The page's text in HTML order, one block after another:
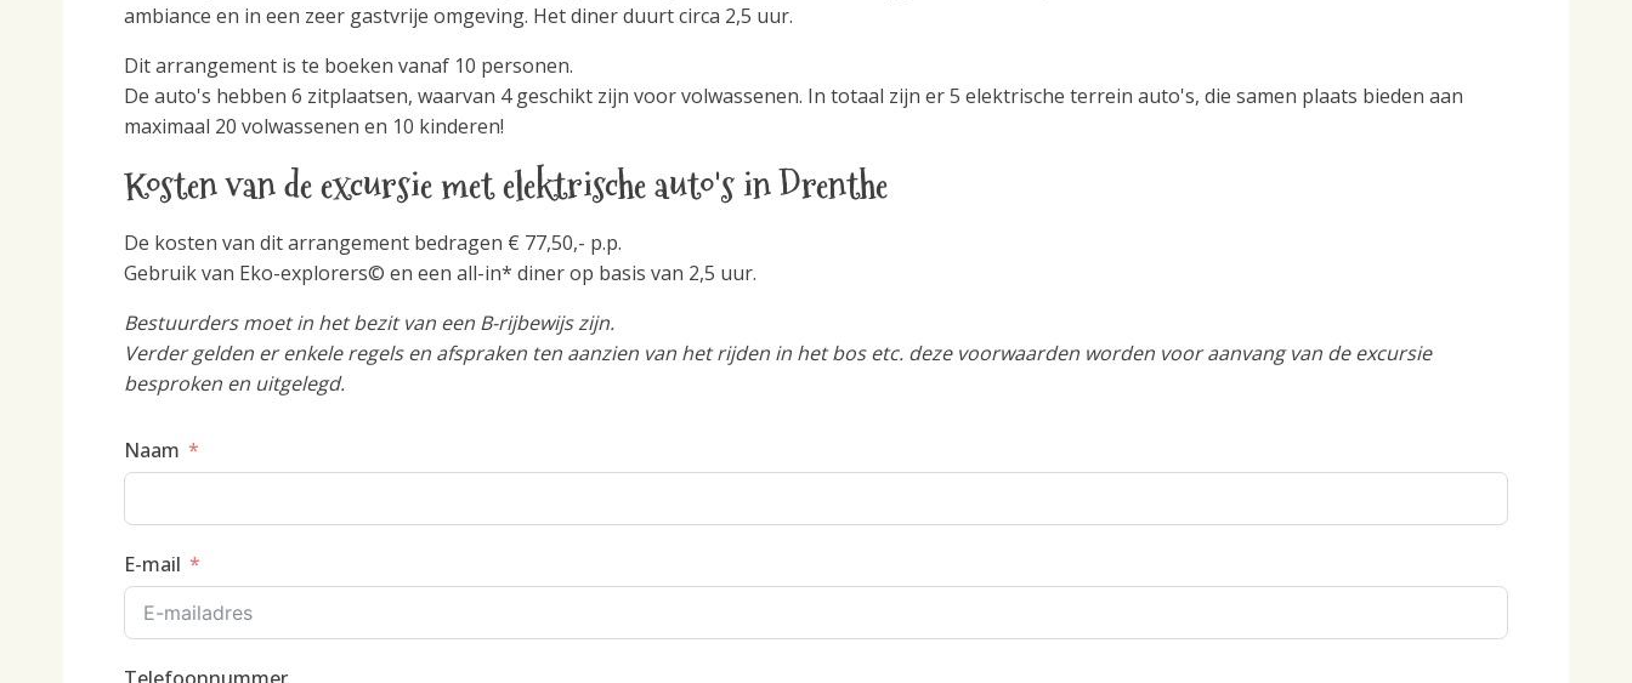
ambiance en in een zeer gastvrije omgeving. Het diner duurt circa 2,5 uur.
Dit arrangement is te boeken vanaf 10 personen.
De auto's hebben 6 zitplaatsen, waarvan 4 geschikt zijn voor volwassenen. In totaal zijn er 5 elektrische terrein auto's, die samen plaats bieden aan
maximaal 20 volwassenen en 10 kinderen!
Kosten van de excursie met elektrische auto's in Drenthe
De kosten van dit arrangement bedragen € 77,50,- p.p.
Gebruik van Eko-explorers© en een all-in* diner op basis van 2,5 uur.
Bestuurders moet in het bezit van een B-rijbewijs zijn.
Verder gelden er enkele regels en afspraken ten aanzien van het rijden in het bos etc. deze voorwaarden worden voor aanvang van de excursie
besproken en uitgelegd.
Naam
E-mail